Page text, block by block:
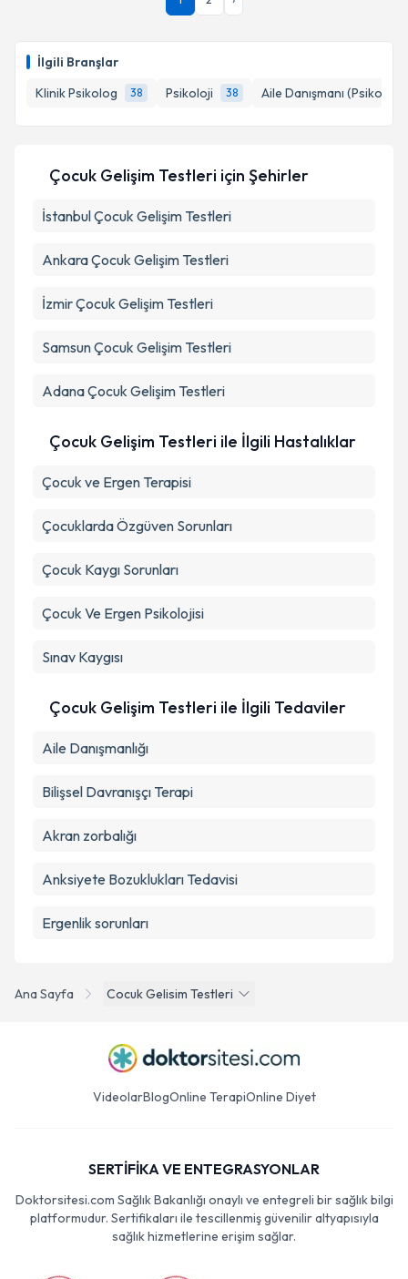
İlgili Branşlar
Klinik Psikolog
38 Psikoloji 38 Aile Danışmanı (Psikolog)
Takvim Talebini Gönder
takvimi talebi oluşturun. Size bu uzmandan randevu
E-posta Adresiniz
Kişisel verilerimin işlenmesine ilişkinAydınlatma
kapsamda işlenmesini kabul ediyorum.
Takvim Talebini Gönder
Ana Sayfa Cocuk Gelisim Testleri
Çocuk Gelişim Testleri için Şehirler
İstanbul Çocuk Gelişim Testleri
Ankara Çocuk Gelişim Testleri
İzmir Çocuk Gelişim Testleri
Samsun Çocuk Gelişim Testleri
Adana Çocuk Gelişim Testleri
Çocuk Gelişim Testleri ile İlgili Hastalıklar
Çocuk ve Ergen Terapisi
Çocuklarda Özgüven Sorunları
Çocuk Kaygı Sorunları
Çocuk Ve Ergen Psikolojisi
Sınav Kaygısı
Çocuk Gelişim Testleri ile İlgili Tedaviler
Aile Danışmanlığı
Bilişsel Davranışçı Terapi
Akran zorbalığı
Anksiyete Bozuklukları Tedavisi
Ergenlik sorunları
Videolar Blog Online Terapi Online Diyet
SERTİFİKA VE ENTEGRASYONLAR
Doktorsitesi.com Sağlık Bakanlığı onaylı ve entegreli bir sağlık bilgi
platformudur. Sertifikaları ile tescillenmiş güvenilir altyapısıyla
sağlık hizmetlerine erişim sağlar.